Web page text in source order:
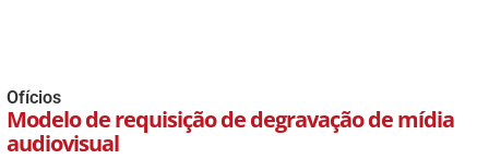
Ofícios
Modelo de requisição de degravação de mídia
audiovisual